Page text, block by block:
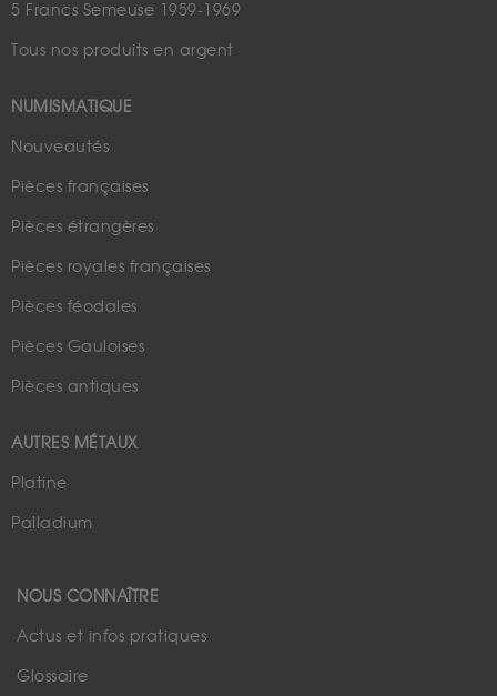
5 Francs Semeuse 1959-1969
Tous nos produits en argent
NUMISMATIQUE
Nouveautés
Pièces françaises
Pièces étrangères
Pièces royales françaises
Pièces féodales
Pièces Gauloises
Pièces antiques
AUTRES MÉTAUX
Platine
Palladium
NOUS CONNAÎTRE
Actus et infos pratiques
Glossaire